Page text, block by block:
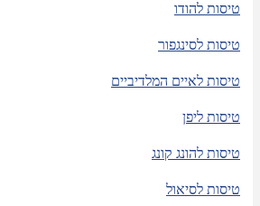
טיסות להודו
טיסות לסינגפור
טיסות לאיים המלדיביים
טיסות ליפן
טיסות להונג קונג
טיסות לסיאול